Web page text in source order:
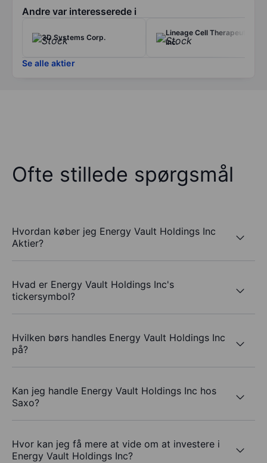
Andre var interesserede i
3D Systems Corp.
Lineage Cell Therapeutics
Inc.
Se alle aktier
Ofte stillede spørgsmål
Hvordan køber jeg Energy Vault Holdings Inc
Aktier?
Hvad er Energy Vault Holdings Inc's
tickersymbol?
Hvilken børs handles Energy Vault Holdings Inc
på?
Kan jeg handle Energy Vault Holdings Inc hos
Saxo?
Hvor kan jeg få mere at vide om at investere i
Energy Vault Holdings Inc?